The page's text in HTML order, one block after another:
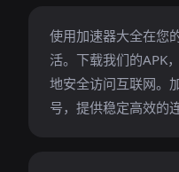
使用加速器大全在您
活。下载我们的APK
地安全访问互联网。
号，提供稳定高效的